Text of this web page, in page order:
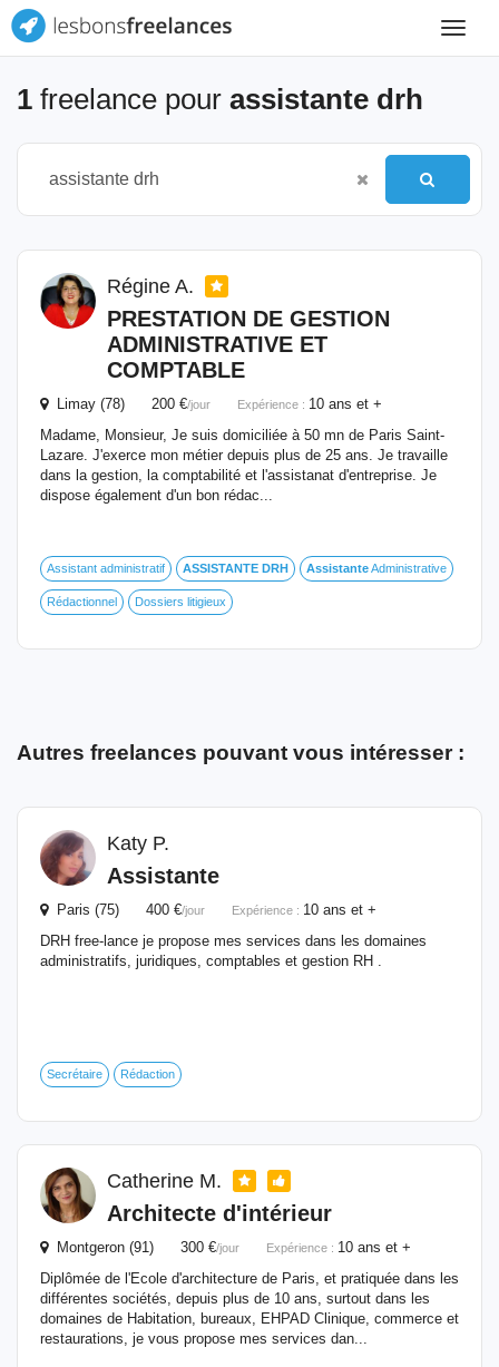
Toggle
1 freelance pour assistante drh
Régine A.
PRESTATION DE GESTION
ADMINISTRATIVE ET
COMPTABLE
Limay (78) 200 €/jour Expérience : 10 ans et +
Madame, Monsieur, Je suis domiciliée à 50 mn de Paris Saint-
Lazare. J'exerce mon métier depuis plus de 25 ans. Je travaille
dans la gestion, la comptabilité et l'assistanat d'entreprise. Je
dispose également d'un bon rédac...
Assistant administratif ASSISTANTE DRH AssistanteAdministrative
Rédactionnel Dossiers litigieux
Autres freelances pouvant vous intéresser :
Katy P.
Assistante
Paris (75) 400 €/jour Expérience : 10 ans et +
DRH free-lance je propose mes services dans les domaines
administratifs, juridiques, comptables et gestion RH .
Secrétaire Rédaction
Catherine M.
Architecte d'intérieur
Montgeron (91) 300 €/jour Expérience : 10 ans et +
Diplômée de l'Ecole d'architecture de Paris, et pratiquée dans les
différentes sociétés, depuis plus de 10 ans, surtout dans les
domaines de Habitation, bureaux, EHPAD Clinique, commerce et
restaurations, je vous propose mes services dan...